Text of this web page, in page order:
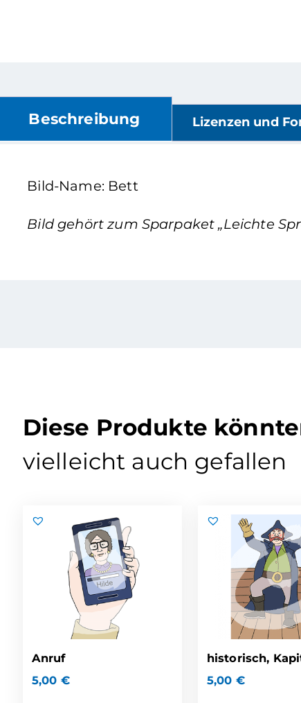
Beschreibung Lizenzen und
Bild-Name: Bett
Bild gehört zum Sparpaket „Leichte
Diese Produkte
vielleicht auch gefallen
Anruf
5,00 €
historisch,
5,00 €